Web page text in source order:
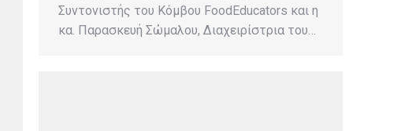
Συντονιστής του Κόμβου FoodEducators και η
κα. Παρασκευή Σώμαλου, Διαχειρίστρια του…